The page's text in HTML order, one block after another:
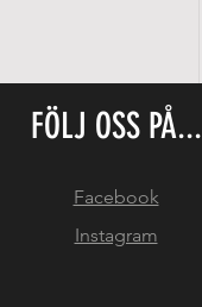
FÖLJ OSS PÅ...
Facebook
Instagram